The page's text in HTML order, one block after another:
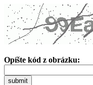
Opíšte kód z obrázku:
submit